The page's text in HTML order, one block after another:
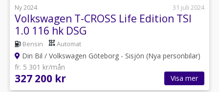
Ny 2024
31 juli 2024
Volkswagen T-CROSS Life Edition TSI
1.0 116 hk DSG
Bensin Automat
Din Bil / Volkswagen Göteborg - Sisjön (Nya personbilar)
fr. 5 301 kr/mån
327 200 kr Visa mer